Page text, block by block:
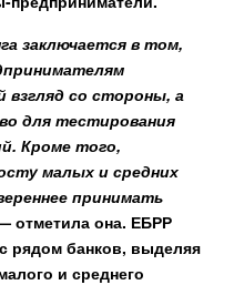
заключается в том,
взгляд со стороны, а
для тестирования
Кроме того,
малых и средних
принимать
отметила она. ЕБРР
рядом банков, выделяя
и среднего